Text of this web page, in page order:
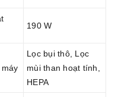
190 W
Lọc bụi thô, Lọc
mùi than hoạt tính,
HEPA